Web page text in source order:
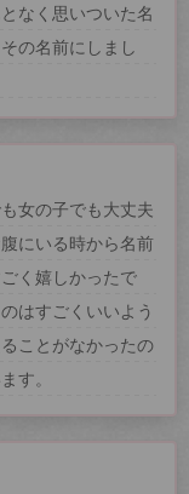
なく思いついた名
の名前にしまし
女の子でも大丈夫
にいる時から名前
く嬉しかったで
はすごくいいよう
ことがなかったの
す。